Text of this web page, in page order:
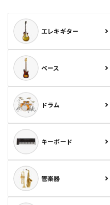
エレキギター
ベース
ドラム
キーボード
管楽器